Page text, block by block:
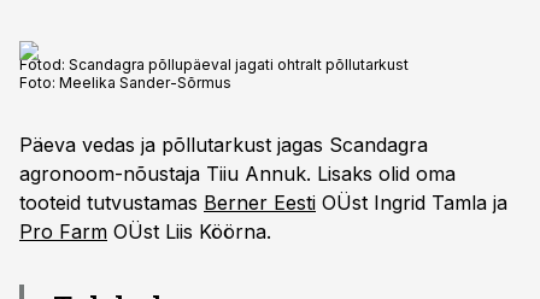
Fotod: Scandagra põllupäeval jagati ohtralt põllutarkust
Foto: Meelika Sander-Sõrmus
Päeva vedas ja põllutarkust jagas Scandagra
agronoom-nõustaja Tiiu Annuk. Lisaks olid oma
tooteid tutvustamas Berner Eesti OÜst Ingrid Tamla ja
Pro Farm OÜst Liis Köörna.